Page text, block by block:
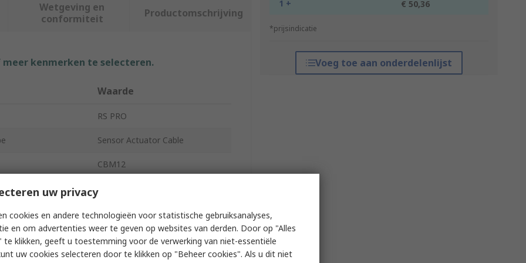
1 + € 50,36
*prijsindicatie
Voeg toe aan onderdelenlijst
Wetgeving en
conformiteit
Productomschrijving
kenmerken te selecteren.
Waarde
RS PRO
Sensor Actuator Cable
CBM12
10m
Black
Polyvinyl Chloride
A Male
uw privacy
cookies en andere technologieën voor statistische gebruiksanalyses,
en om advertenties weer te geven op websites van derden. Door op "Alles
te klikken, geeft u toestemming voor de verwerking van niet-essentiële
uw cookies selecteren door te klikken op "Beheer cookies". Als u dit niet